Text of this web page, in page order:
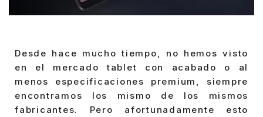
Desde hace mucho tiempo, no hemos visto
en el mercado tablet con acabado o al
menos especificaciones premium, siempre
encontramos los mismo de los mismos
fabricantes. Pero afortunadamente esto